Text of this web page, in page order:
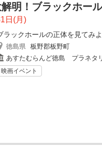
明！ブラックホール
日(月)
ラックホールの正体を見てみよ
徳島県 板野郡板野町
あすたむらんど徳島 プラネタ
映画イベント